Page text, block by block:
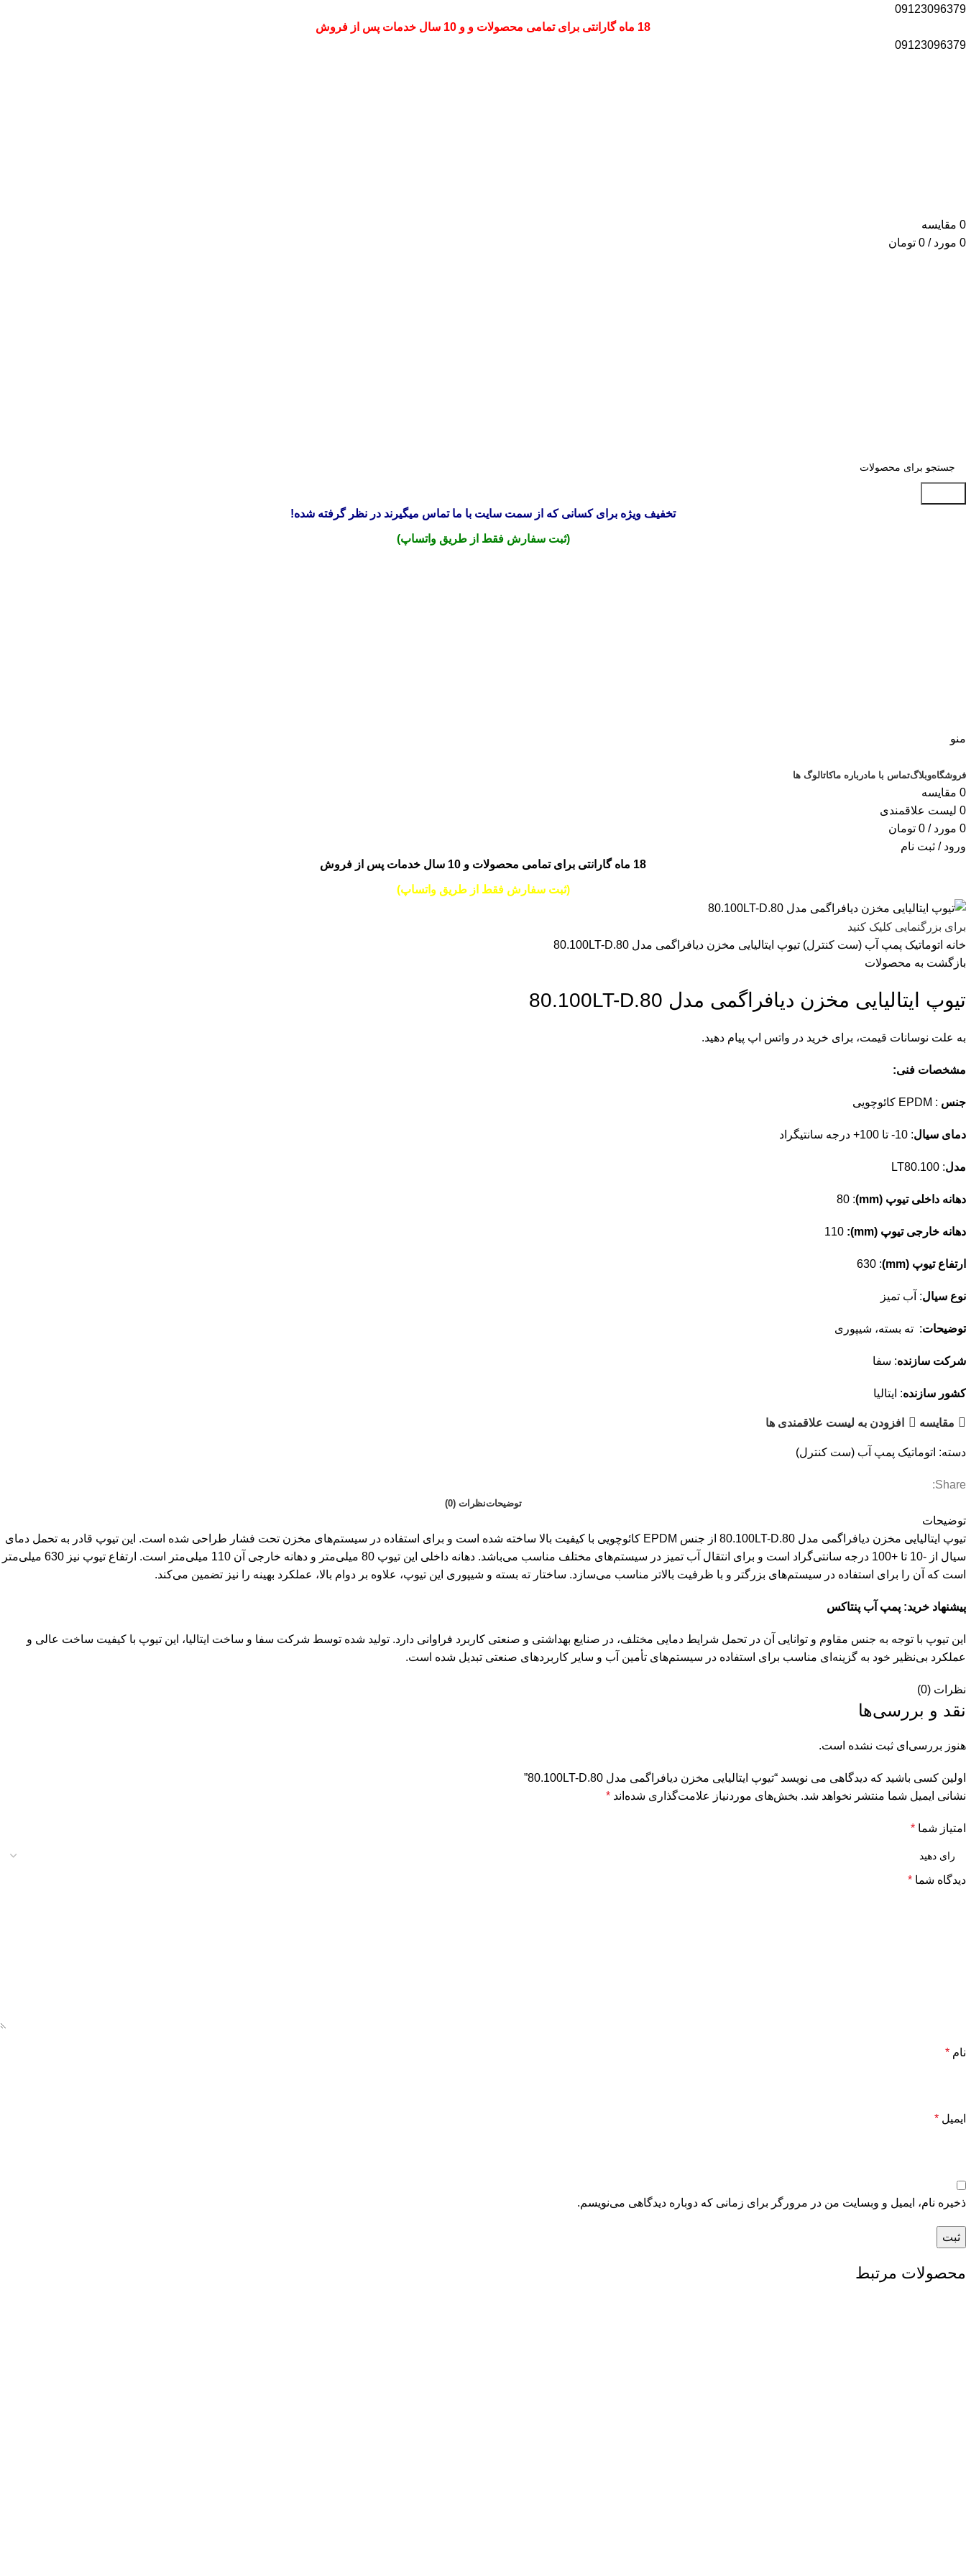
09123096379
18 ماه گارانتی برای تمامی محصولات و و 10 سال خدمات پس از فروش
09123096379
0 مقایسه
0 مورد /
0 تومان
تخفیف ویژه برای کسانی که از سمت سایت با ما تماس میگیرند در نظر گرفته شده!
(ثبت سفارش فقط از طریق واتساپ)
منو
فروشگاهوبلاگتماس با مادرباره ماکاتالوگ ها
0 مقایسه
0 لیست علاقمندی
0 مورد /
0 تومان
ورود / ثبت نام
18 ماه گارانتی برای تمامی محصولات و 10 سال خدمات پس از فروش
(ثبت سفارش فقط از طریق واتساپ)
برای بزرگنمایی کلیک کنید
خانه اتوماتیک پمپ آب (ست کنترل) تیوپ ایتالیایی مخزن دیافراگمی مدل 80.100LT-D.80
بازگشت به محصولات
تیوپ ایتالیایی مخزن دیافراگمی مدل 80.100LT-D.80
به علت نوسانات قیمت، برای خرید در واتس اپ پیام دهید.
مشخصات فنی:
جنس : EPDM کائوچویی
دمای سیال: 10- تا 100+ درجه سانتیگراد
مدل: LT80.100
دهانه داخلی تیوپ (mm)
: 80
دهانه خارجی تیوپ (mm)
:
ارتفاع تیوپ (mm)
: 630
نوع سیال: آب تمیز
توضیحات: ته بسته، شیپوری
شرکت سازنده: سفا
کشور سازنده: ایتالیا
مقایسه افزودن به لیست علاقمندی ها
دسته: اتوماتیک پمپ آب (ست کنترل)
Share:
توضیحاتنظرات (0)
توضیحات
تیوپ ایتالیایی مخزن دیافراگمی مدل 80.100LT-D.80 از جنس EPDM کائوچویی با کیفیت بالا ساخته شده است و برای استفاده در سیستم‌های مخزن تحت فشار طراحی شده است. این تیوپ قادر به تحمل دمای
سیال از -10 تا +100 درجه سانتی‌گراد است و برای انتقال آب تمیز در سیستم‌های مختلف مناسب می‌باشد. دهانه داخلی این تیوپ 80 میلی‌متر و دهانه خارجی آن 110 میلی‌متر است. ارتفاع تیوپ نیز 630 میلی‌متر
است که آن را برای استفاده در سیستم‌های بزرگتر و با ظرفیت بالاتر مناسب می‌سازد. ساختار ته بسته و شیپوری این تیوپ، علاوه بر دوام بالا، عملکرد بهینه را نیز تضمین می‌کند.
پیشنهاد خرید: پمپ آب پنتاکس
این تیوپ با توجه به جنس مقاوم و توانایی آن در تحمل شرایط دمایی مختلف، در صنایع بهداشتی و صنعتی کاربرد فراوانی دارد. تولید شده توسط شرکت سفا و ساخت ایتالیا، این تیوپ با کیفیت ساخت عالی و
عملکرد بی‌نظیر خود به گزینه‌ای مناسب برای استفاده در سیستم‌های تأمین آب و سایر کاربردهای صنعتی تبدیل شده است.
نظرات (0)
نقد و بررسی‌ها
هنوز بررسی‌ای ثبت نشده است.
اولین کسی باشید که دیدگاهی می نویسد “تیوپ ایتالیایی مخزن دیافراگمی مدل 80.100LT-D.80”
نشانی ایمیل شما منتشر نخواهد شد. بخش‌های موردنیاز علامت‌گذاری شده‌اند *
امتیاز شما *
دیدگاه شما *
نام *
ایمیل *
ذخیره نام، ایمیل و وبسایت من در مرورگر برای زمانی که دوباره دیدگاهی می‌نویسم.
محصولات مرتبط